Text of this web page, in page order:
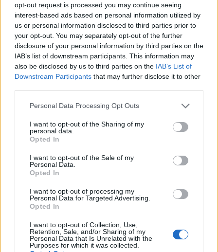
opt-out request is processed you may continue seeing
interest-based ads based on personal information utilized by
us or personal information disclosed to third parties prior to
your opt-out. You may separately opt-out of the further
disclosure of your personal information by third parties on the
IAB’s list of downstream participants. This information may
also be disclosed by us to third parties on the IAB’s List of
Downstream Participants that may further disclose it to other
Please note that this website/app uses one or more Google
not limited to your visit or usage behaviour. You may click to
grant or deny consent to Google and its third-party tags to
use your data for below specified purposes in below Google
consent section.
Personal Data Processing Opt Outs
I want to opt-out of the Sharing of my
personal data.
Opted In
I want to opt-out of the Sale of my
Personal Data.
Opted In
I want to opt-out of processing my
Personal Data for Targeted Advertising.
Opted In
I want to opt-out of Collection, Use,
Retention, Sale, and/or Sharing of my
Personal Data that Is Unrelated with the
Purposes for which it was collected.
euro al mese, il 31% in più rispetto a qualcuno con
laurea.
Differenza salariale media del Chief
Financial Officer per livello di istruzione in
Germania
Scuola superiore
Certificato o Diploma + 18%
Master
L’aumento e la diminuzione percentuali sono relativi al
valore precedente
Vale la pena un Master o un MBA? Dovresti
perseguire l’istruzione superiore?